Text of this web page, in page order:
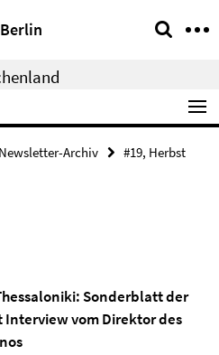
Newsletter-Archiv
#19, Herbst
Sonderblatt der
vom Direktor des